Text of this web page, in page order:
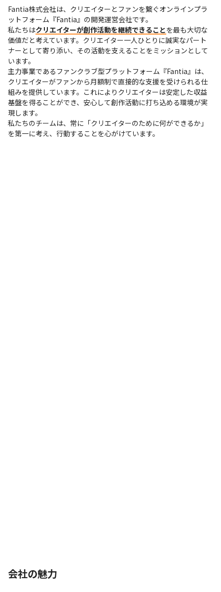
Fantia株式会社は、クリエイターとファンを繋ぐオンラインプラ
ットフォーム『Fantia』の開発運営会社です。
私たちはクリエイターが創作活動を継続できることを最も大切な
価値だと考えています。クリエイター一人ひとりに誠実なパート
ナーとして寄り添い、その活動を支えることをミッションとして
います。
主力事業であるファンクラブ型プラットフォーム『Fantia』は、
クリエイターがファンから月額制で直接的な支援を受けられる仕
組みを提供しています。これによりクリエイターは安定した収益
基盤を得ることができ、安心して創作活動に打ち込める環境が実
現します。
私たちのチームは、常に「クリエイターのために何ができるか」
を第一に考え、行動することを心がけています。
会社の魅力